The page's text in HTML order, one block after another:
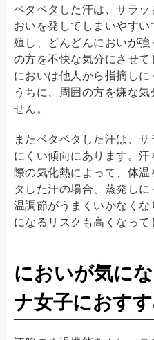
ベタベタした汗は、サラ
おいを発してしまいやす
殖し、どんどんにおいが
の方を不快な気分にさせて
においは他人から指摘し
うちに、周囲の方を嫌な
せん。
またベタベタした汗は、
にくい傾向にあります。
際の気化熱によって、体
タした汗の場合、蒸発し
温調節がうまくいかなく
になるリスクも高くなって
においが気に
ナ女子におす